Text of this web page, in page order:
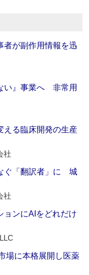
者が副作用情報を迅
い』事業へ 非常用
える臨床開発の生産
社
ぐ「翻訳者」に 城
社
ョンにAIをどれだけ
場に本格展開し医薬